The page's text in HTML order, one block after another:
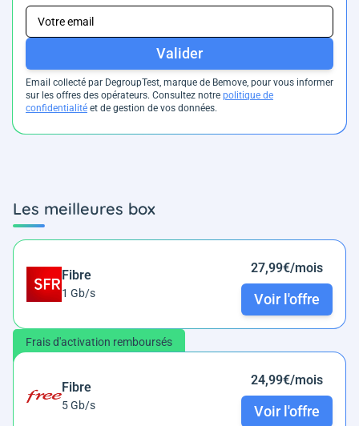
Valider
Email collecté par DegroupTest, marque de Bemove, pour vous informer
sur les offres des opérateurs. Consultez notre politique de
confidentialité et de gestion de vos données.
Les meilleures box
Fibre
1 Gb/s
27,99€/mois
Voir l'offre
Frais d'activation remboursés
Fibre
5 Gb/s
24,99€/mois
Voir l'offre